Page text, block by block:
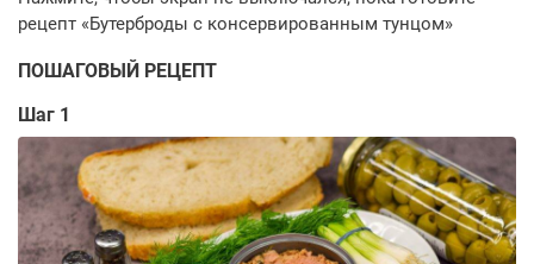
ПОШАГОВЫЙ РЕЦЕПТ
Шаг 1